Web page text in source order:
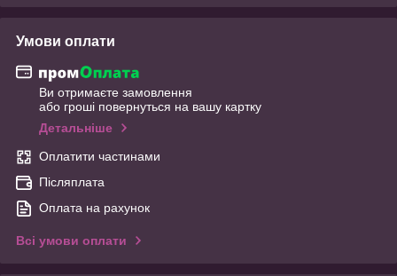
Умови оплати
Ви отримаєте замовлення
або гроші повернуться на вашу картку
Детальніше
Оплатити частинами
Післяплата
Оплата на рахунок
Всі умови оплати